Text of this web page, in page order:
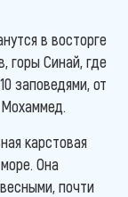
в восторге
горы Синай, где
заповедями, от
карстовая
Она
почти